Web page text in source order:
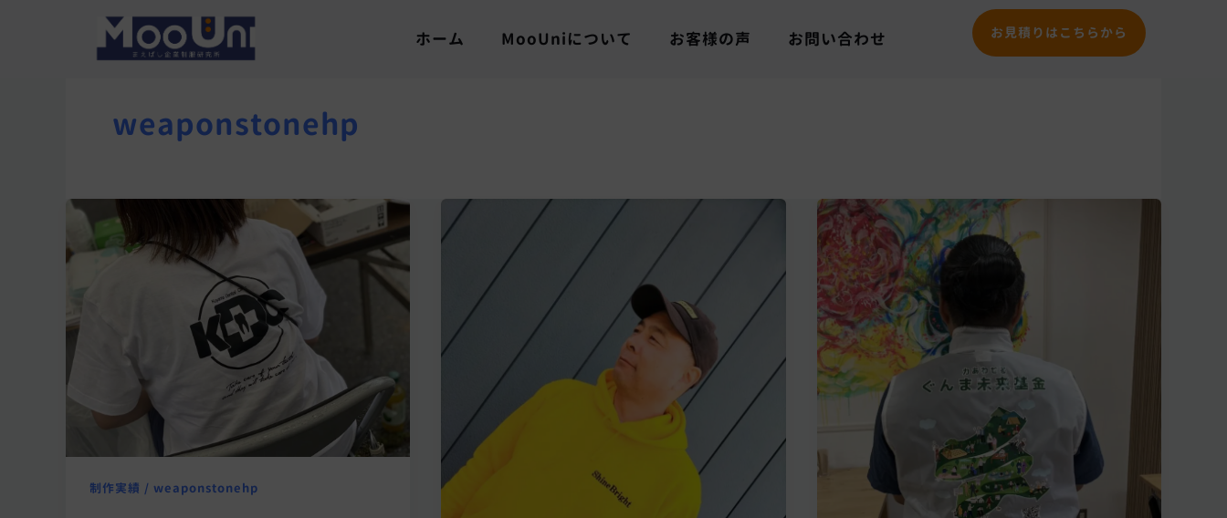
ホーム MooUniについて お客様の声 お問い合わせ お見積りはこちらから
weaponstonehp
制作実績 / weaponstonehp